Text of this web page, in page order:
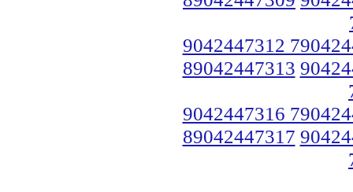
9042447312
89042447313
9042447316
89042447317